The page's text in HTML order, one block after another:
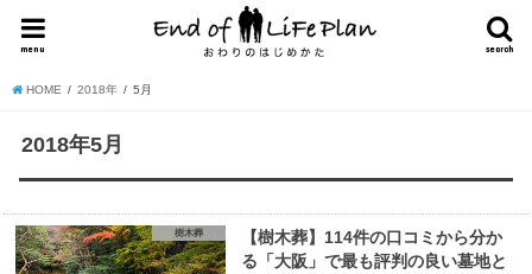
search
menu
HOME 2018年 5月
2018年5月
樹木葬
【樹木葬】114件の口コミから分か
る「大阪」で最も評判の良い墓地と